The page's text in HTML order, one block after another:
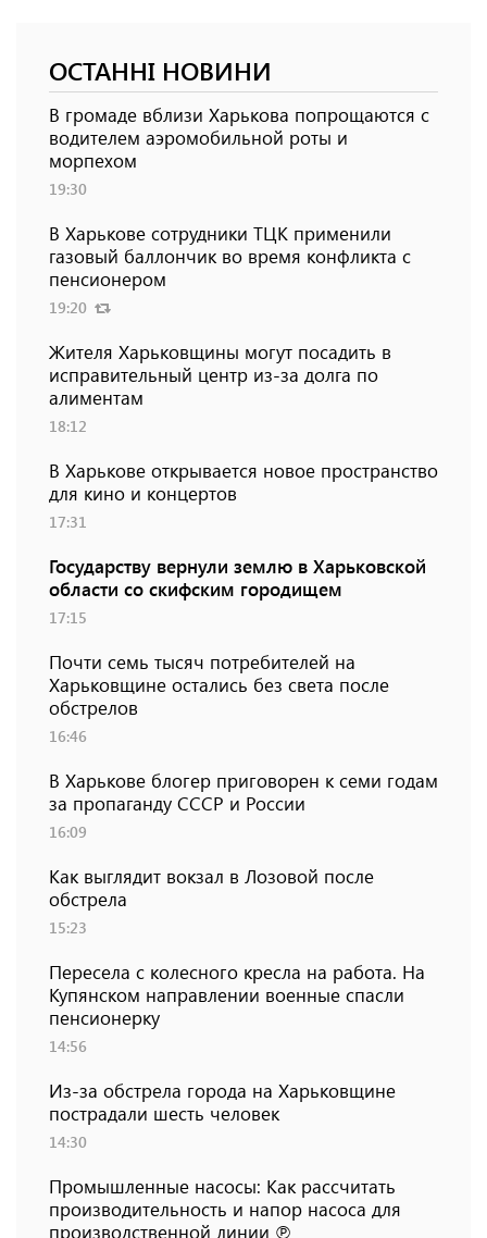
ОСТАННІ НОВИНИ
В громаде вблизи Харькова попрощаются с
водителем аэромобильной роты и
морпехом
19:30
В Харькове сотрудники ТЦК применили
газовый баллончик во время конфликта с
пенсионером
19:20
Жителя Харьковщины могут посадить в
исправительный центр из-за долга по
алиментам
18:12
В Харькове открывается новое пространство
для кино и концертов
17:31
Государству вернули землю в Харьковской
области со скифским городищем
17:15
Почти семь тысяч потребителей на
Харьковщине остались без света после
обстрелов
16:46
В Харькове блогер приговорен к семи годам
за пропаганду СССР и России
16:09
Как выглядит вокзал в Лозовой после
обстрела
15:23
Пересела с колесного кресла на работа. На
Купянском направлении военные спасли
пенсионерку
14:56
Из-за обстрела города на Харьковщине
пострадали шесть человек
14:30
Промышленные насосы: Как рассчитать
производительность и напор насоса для
производственной линии ℗